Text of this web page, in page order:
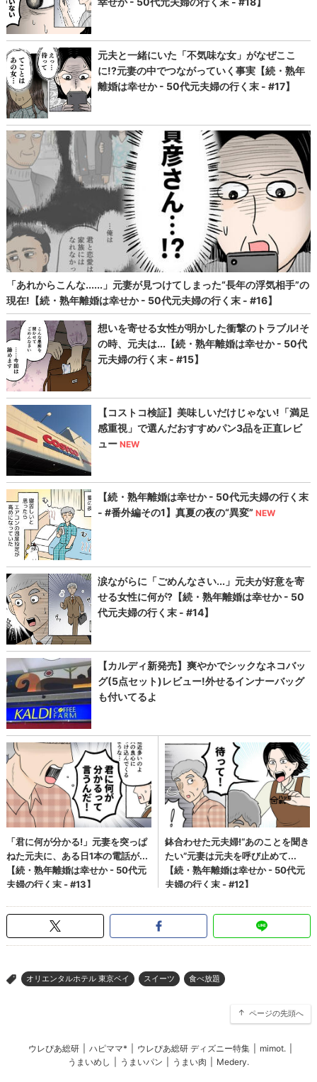
> オリエンタルホテル 東京ベイ スイーツ 食べ放題
ページの先頭へ
ウレぴあ総研 ハピママ* ウレぴあ総研 ディズニー特集 mimot.
うまいめし
うまいパン うまい肉 Medery.